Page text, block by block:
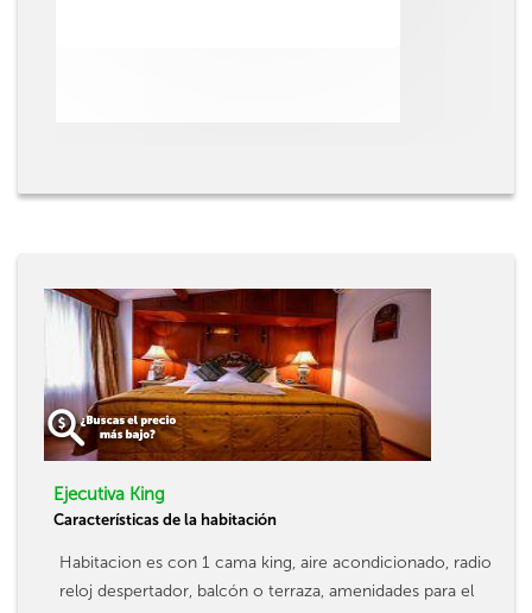
Ejecutiva King
Características de la habitación
Habitacion es con 1 cama king, aire acondicionado, radio
reloj despertador, balcón o terraza, amenidades para el